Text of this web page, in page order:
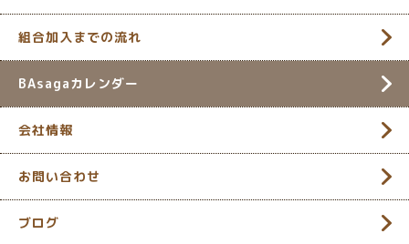
組合加入までの流れ
BAsagaカレンダー
会社情報
お問い合わせ
ブログ